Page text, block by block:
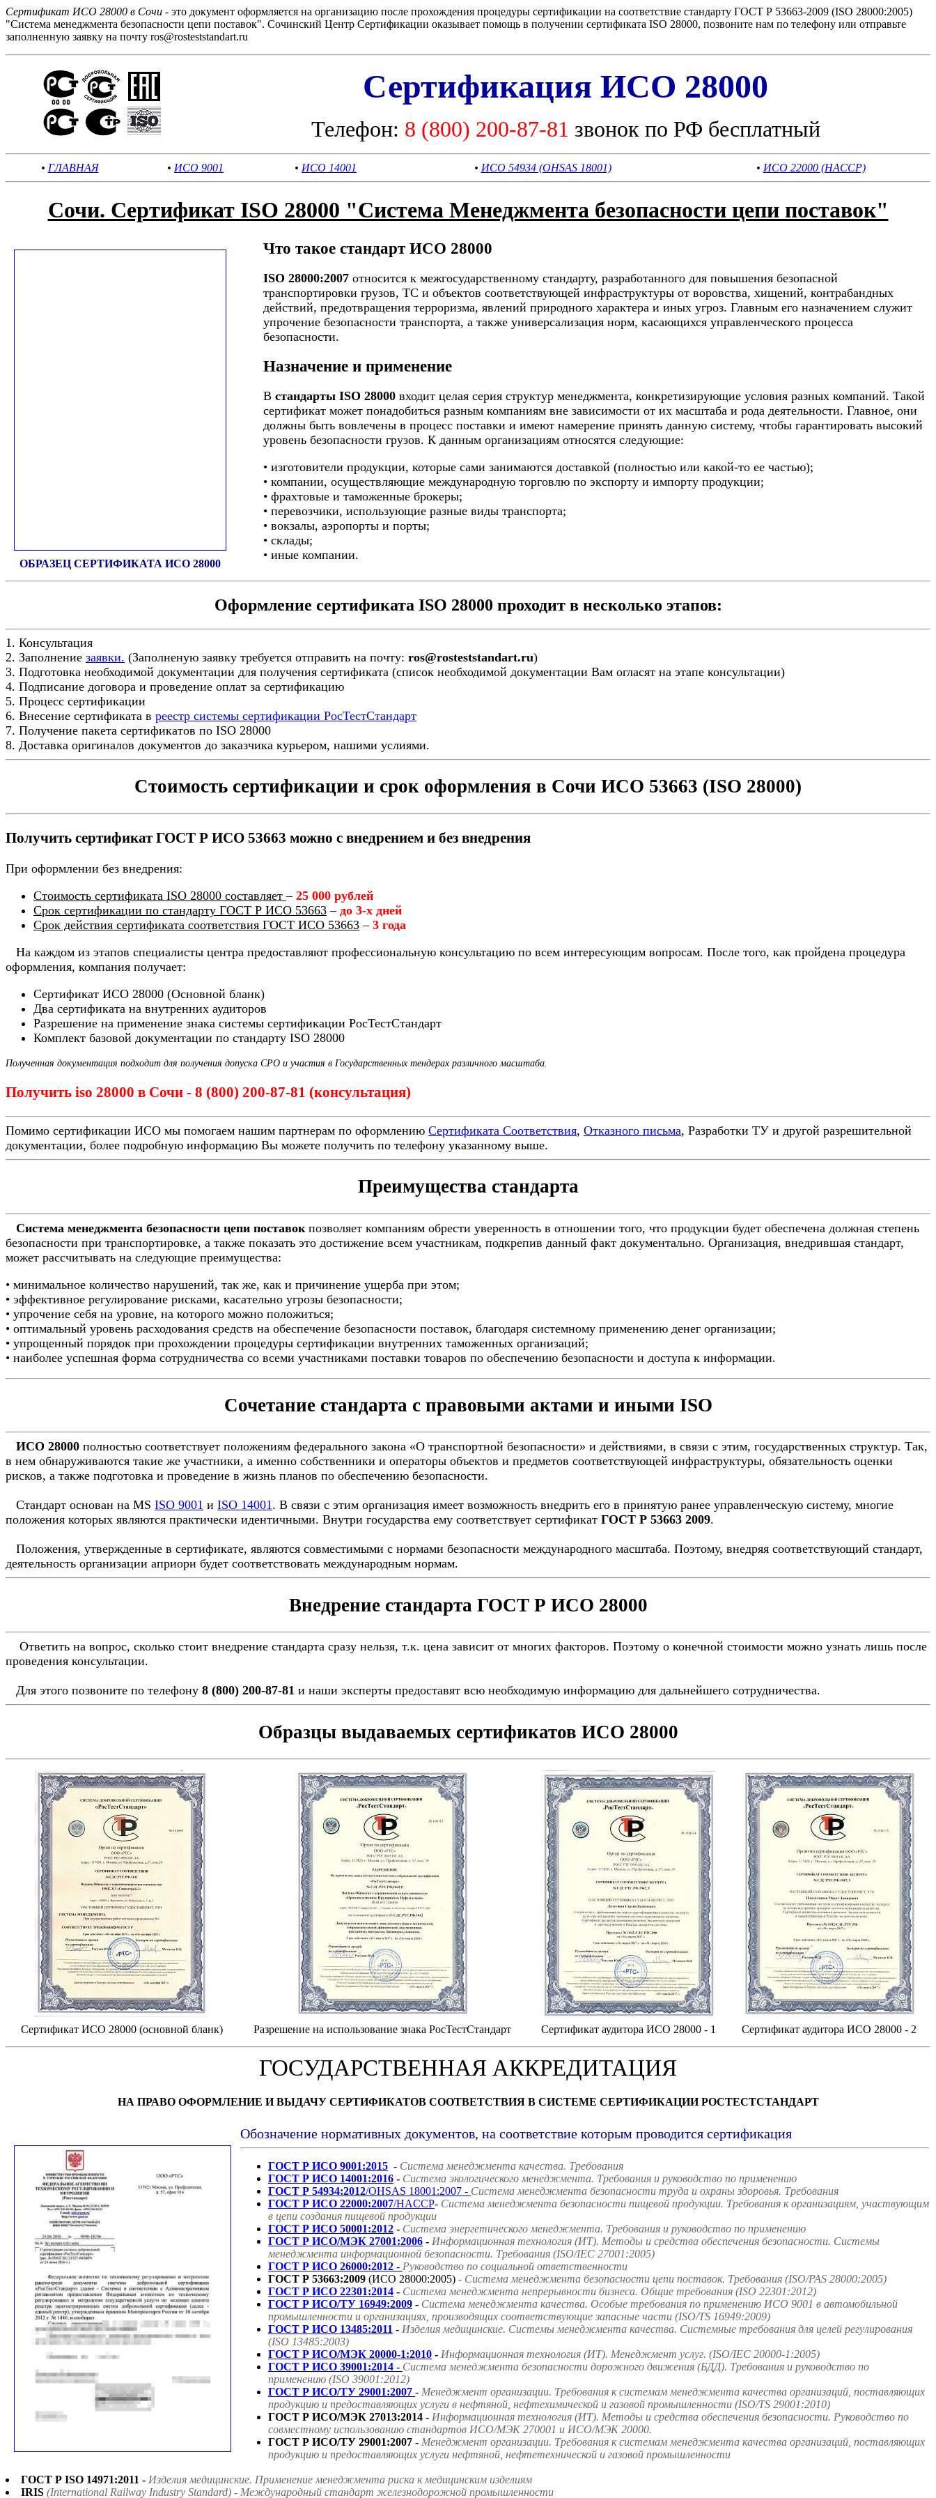
Сертификат ИСО 28000 в Сочи - это документ оформляется на организацию после прохождения процедуры сертификации на соответствие стандарту ГОСТ Р 53663-2009 (ISO 28000:2005)
"Система менеджмента безопасности цепи поставок". Сочинский Центр Сертификации оказывает помощь в получении сертификата ISO 28000, позвоните нам по телефону или отправьте
заполненную заявку на почту ros@rosteststandart.ru
Сертификация ИСО 28000
Телефон: 8 (800) 200-87-81 звонок по РФ бесплатный
• ГЛАВНАЯ • ИСО 9001 • ИСО 14001 • ИСО 54934 (OHSAS 18001) • ИСО 22000 (HACCP)
Сочи. Сертификат ISO 28000 "Система Менеджмента безопасности цепи поставок"
ОБРАЗЕЦ СЕРТИФИКАТА ИСО 28000
Что такое стандарт ИСО 28000
ISO 28000:2007 относится к межгосударственному стандарту, разработанного для повышения безопасной
транспортировки грузов, ТС и объектов соответствующей инфраструктуры от воровства, хищений, контрабандных
действий, предотвращения терроризма, явлений природного характера и иных угроз. Главным его назначением служит
упрочение безопасности транспорта, а также универсализация норм, касающихся управленческого процесса
безопасности.
Назначение и применение
В стандарты ISO 28000 входит целая серия структур менеджмента, конкретизирующие условия разных компаний. Такой
сертификат может понадобиться разным компаниям вне зависимости от их масштаба и рода деятельности. Главное, они
должны быть вовлечены в процесс поставки и имеют намерение принять данную систему, чтобы гарантировать высокий
уровень безопасности грузов. К данным организациям относятся следующие:
• изготовители продукции, которые сами занимаются доставкой (полностью или какой-то ее частью);
• компании, осуществляющие международную торговлю по экспорту и импорту продукции;
• фрахтовые и таможенные брокеры;
• перевозчики, использующие разные виды транспорта;
• вокзалы, аэропорты и порты;
• склады;
• иные компании.
Оформление сертификата ISO 28000 проходит в несколько этапов:
1. Консультация
2. Заполнение заявки. (Заполненую заявку требуется отправить на почту: ros@rosteststandart.ru)
3. Подготовка необходимой документации для получения сертификата (список необходимой документации Вам огласят на этапе консультации)
4. Подписание договора и проведение оплат за сертификацию
5. Процесс сертификации
6. Внесение сертификата в реестр системы сертификации РосТестСтандарт
7. Получение пакета сертификатов по ISO 28000
8. Доставка оригиналов документов до заказчика курьером, нашими услиями.
Стоимость сертификации и срок оформления в Сочи ИСО 53663 (ISO 28000)
Получить сертификат ГОСТ Р ИСО 53663 можно с внедрением и без внедрения
При оформлении без внедрения:
Стоимость сертификата ISO 28000 составляет– 25 000 рублей
Срок сертификации по стандарту ГОСТ Р ИСО 53663 – до 3-х дней
Срок действия сертификата соответствия ГОСТ ИСО 53663 – 3 года
На каждом из этапов специалисты центра предоставляют профессиональную консультацию по всем интересующим вопросам. После того, как пройдена процедура
оформления, компания получает:
Сертификат ИСО 28000 (Основной бланк)
Два сертификата на внутренних аудиторов
Разрешение на применение знака системы сертификации РосТестСтандарт
Комплект базовой документации по стандарту ISO 28000
Полученная документация подходит для получения допуска СРО и участия в Государственных тендерах различного масштаба.
Получить iso 28000 в Сочи - 8 (800) 200-87-81 (консультация)
Помимо сертификации ИСО мы помогаем нашим партнерам по оформлению Сертификата Соответствия, Отказного письма, Разработки ТУ и другой разрешительной
документации, более подробную информацию Вы можете получить по телефону указанному выше.
Преимущества стандарта
Система менеджмента безопасности цепи поставок позволяет компаниям обрести уверенность в отношении того, что продукции будет обеспечена должная степень
безопасности при транспортировке, а также показать это достижение всем участникам, подкрепив данный факт документально. Организация, внедрившая стандарт,
может рассчитывать на следующие преимущества:
• минимальное количество нарушений, так же, как и причинение ущерба при этом;
• эффективное регулирование рисками, касательно угрозы безопасности;
• упрочение себя на уровне, на которого можно положиться;
• оптимальный уровень расходования средств на обеспечение безопасности поставок, благодаря системному применению денег организации;
• упрощенный порядок при прохождении процедуры сертификации внутренних таможенных организаций;
• наиболее успешная форма сотрудничества со всеми участниками поставки товаров по обеспечению безопасности и доступа к информации.
Сочетание стандарта с правовыми актами и иными ISO
ИСО 28000 полностью соответствует положениям федерального закона «О транспортной безопасности» и действиями, в связи с этим, государственных структур. Так,
в нем обнаруживаются такие же участники, а именно собственники и операторы объектов и предметов соответствующей инфраструктуры, обязательность оценки
рисков, а также подготовка и проведение в жизнь планов по обеспечению безопасности.
Стандарт основан на MS ISO 9001 и ISO 14001. В связи с этим организация имеет возможность внедрить его в принятую ранее управленческую систему, многие
положения которых являются практически идентичными. Внутри государства ему соответствует сертификат ГОСТ Р 53663 2009.
Положения, утвержденные в сертификате, являются совместимыми с нормами безопасности международного масштаба. Поэтому, внедряя соответствующий стандарт,
деятельность организации априори будет соответствовать международным нормам.
Внедрение стандарта ГОСТ Р ИСО 28000
Ответить на вопрос, сколько стоит внедрение стандарта сразу нельзя, т.к. цена зависит от многих факторов. Поэтому о конечной стоимости можно узнать лишь после
проведения консультации.
Для этого позвоните по телефону 8 (800) 200-87-81 и наши эксперты предоставят всю необходимую информацию для дальнейшего сотрудничества.
Образцы выдаваемых сертификатов ИСО 28000
Сертификат ИСО 28000 (основной бланк) Разрешение на использование знака РосТестСтандарт Сертификат аудитора ИСО 28000 - 1 Сертификат аудитора ИСО 28000 - 2
ГОСУДАРСТВЕННАЯ АККРЕДИТАЦИЯ
НА ПРАВО ОФОРМЛЕНИЕ И ВЫДАЧУ СЕРТИФИКАТОВ СООТВЕТСТВИЯ В СИСТЕМЕ СЕРТИФИКАЦИИ РОСТЕСТСТАНДАРТ
Обозначение нормативных документов, на соответствие которым проводится сертификация
ГОСТ Р ИСО 9001:2015 - Система менеджмента качества. Требования
ГОСТ Р ИСО 14001:2016 - Система экологического менеджмента. Требования и руководство по применению
ГОСТ Р 54934:2012/OHSAS 18001:2007 - Система менеджмента безопасности труда и охраны здоровья. Требования
ГОСТ Р ИСО 22000:2007/HACCP- Система менеджмента безопасности пищевой продукции. Требования к организациям, участвующим
в цепи создания пищевой продукции
ГОСТ Р ИСО 50001:2012 - Система энергетического менеджмента. Требования и руководство по применению
ГОСТ Р ИСО/МЭК 27001:2006 - Информационная технология (ИТ). Методы и средства обеспечения безопасности. Системы
менеджмента информационной безопасности. Требования (ISO/IEC 27001:2005)
ГОСТ Р ИСО 26000:2012 - Руководство по социальной ответственности
ГОСТ Р 53663:2009 (ИСО 28000:2005) - Система менеджмента безопасности цепи поставок. Требования (ISO/PAS 28000:2005)
ГОСТ Р ИСО 22301:2014 - Система менеджмента непрерывности бизнеса. Общие требования (ISO 22301:2012)
ГОСТ Р ИСО/ТУ 16949:2009 - Система менеджмента качества. Особые требования по применению ИСО 9001 в автомобильной
промышленности и организациях, производящих соответствующие запасные части (ISO/TS 16949:2009)
ГОСТ Р ИСО 13485:2011 - Изделия медицинские. Системы менеджмента качества. Системные требования для целей регулирования
(ISO 13485:2003)
ГОСТ Р ИСО/МЭК 20000-1:2010 - Информационная технология (ИТ). Менеджмент услуг. (ISO/IEC 20000-1:2005)
ГОСТ Р ИСО 39001:2014 - Система менеджмента безопасности дорожного движения (БДД). Требования и руководство по
применению (ISO 39001:2012)
ГОСТ Р ИСО/ТУ 29001:2007 - Менеджмент организации. Требования к системам менеджмента качества организаций, поставляющих
продукцию и предоставляющих услуги в нефтяной, нефтехимической и газовой промышленности (ISO/TS 29001:2010)
ГОСТ Р ИСО/МЭК 27013:2014 - Информационная технология (ИТ). Методы и средства обеспечения безопасности. Руководство по
совместному использованию стандартов ИСО/МЭК 270001 и ИСО/МЭК 20000.
ГОСТ Р ИСО/ТУ 29001:2007 - Менеджмент организации. Требования к системам менеджмента качества организаций, поставляющих
продукцию и предоставляющих услуги нефтяной, нефтетехнической и газовой промышленности
ГОСТ Р ISO 14971:2011 - Изделия медицинские. Применение менеджмента риска к медицинским изделиям
IRIS (International Railway Industry Standard) - Международный стандарт железнодорожной промышленности